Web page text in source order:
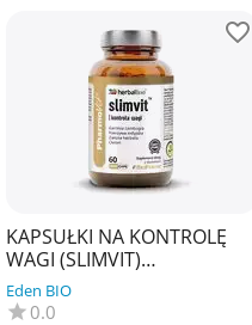
KAPSUŁKI NA KONTROLĘ
WAGI (SLIMVIT)
BEZGLUTENOWE 60 szt. -
PHARMOVIT (HERBALLINE)
Eden BIO
0.0